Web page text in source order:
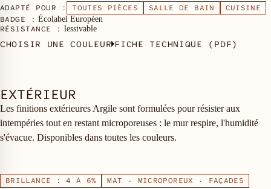
ADAPTÉ POUR : TOUTES PIÈCES SALLE DE BAIN
CUISINE
BADGE : Écolabel Européen
RÉSISTANCE : lessivable
CHOISIR UNE COULEUR FICHE TECHNIQUE (PDF)
EXTÉRIEUR
Les finitions extérieures Argile sont formulées pour résister aux
intempéries tout en restant microporeuses : le mur respire, l'humidité
s'évacue. Disponibles dans toutes les couleurs.
BRILLANCE : 4 À 6% MAT · MICROPOREUX · FAÇADES